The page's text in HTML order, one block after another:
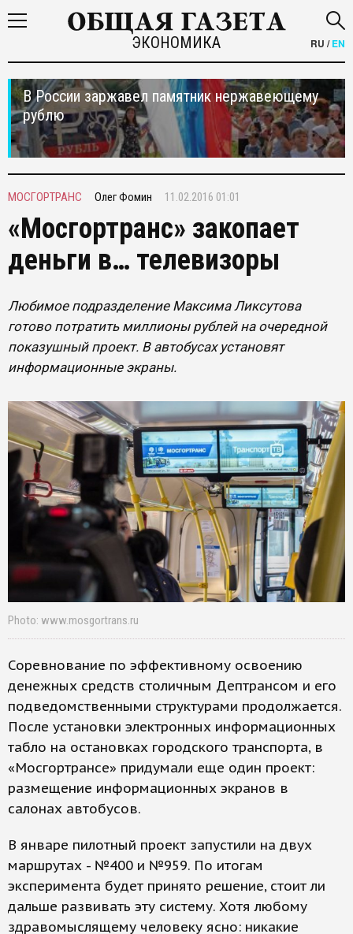
ЭКОНОМИКА RU /EN
В России заржавел памятник нержавеющему
рублю
МОСГОРТРАНС Олег Фомин 11.02.2016 01:01
«Мосгортранс» закопает
деньги в… телевизоры
Любимое подразделение Максима Ликсутова
готово потратить миллионы рублей на очередной
показушный проект. В автобусах установят
информационные экраны.
Photo: www.mosgortrans.ru
Соревнование по эффективному освоению
денежных средств столичным Дептрансом и его
подведомственными структурами продолжается.
После установки электронных информационных
табло на остановках городского транспорта, в
«Мосгортрансе» придумали еще один проект:
размещение информационных экранов в
салонах автобусов.
В январе пилотный проект запустили на двух
маршрутах - №400 и №959. По итогам
эксперимента будет принято решение, стоит ли
дальше развивать эту систему. Хотя любому
здравомыслящему человеку ясно: никакие